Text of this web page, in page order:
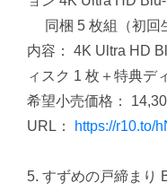
同梱 5 枚組（初回
内容： 4K Ultra HD
ィスク 1 枚＋特典デ
希望小売価格：
URL：
https://r10.to/
5. すずめの戸締まり